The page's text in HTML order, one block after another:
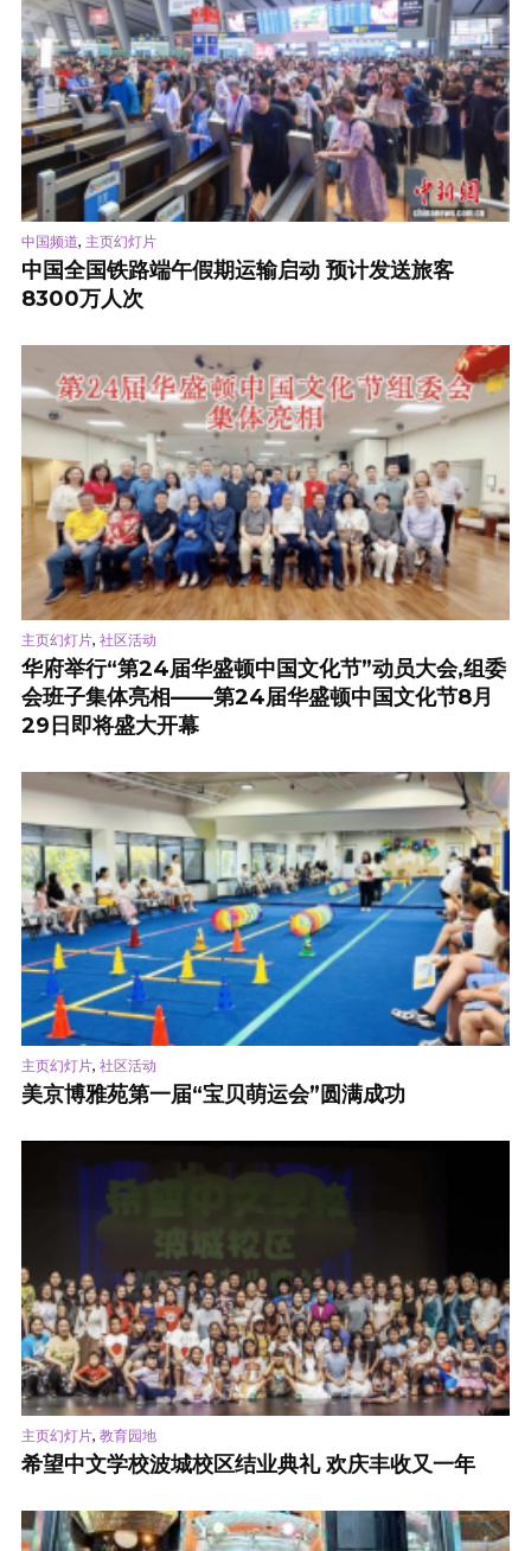
中国频道, 主页幻灯片
中国全国铁路端午假期运输启动 预计发送旅客
8300万人次
主页幻灯片, 社区活动
华府举行“第24届华盛顿中国文化节”动员大会,组委
会班子集体亮相——第24届华盛顿中国文化节8月
29日即将盛大开幕
主页幻灯片, 社区活动
美京博雅苑第一届“宝贝萌运会”圆满成功
主页幻灯片, 教育园地
希望中文学校波城校区结业典礼 欢庆丰收又一年